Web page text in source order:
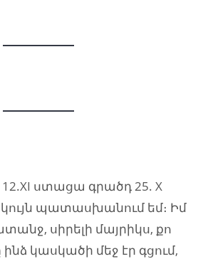
12.XI ստացա գրածդ 25. X
պատասխանում եմ։ Իմ
սիրելի մայրիկս, քո
ինձ կասկածի մեջ էր գցում,